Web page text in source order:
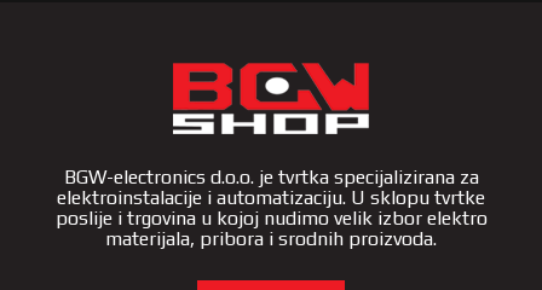
BGW-electronics d.o.o. je tvrtka specijalizirana za
elektroinstalacije i automatizaciju. U sklopu tvrtke
poslije i trgovina u kojoj nudimo velik izbor elektro
materijala, pribora i srodnih proizvoda.